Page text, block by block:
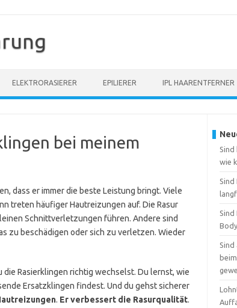
ELEKTRORASIERER EPILIERER IPL HAARENTFERNER
bei meinem
dass er immer die beste Leistung bringt. Viele
treten häufiger Hautreizungen auf. Die Rasur
Schnittverletzungen führen. Andere sind
zu beschädigen oder sich zu verletzen. Wieder
Rasierklingen richtig wechselst. Du lernst, wie
Ersatzklingen findest. Und du gehst sicherer
. Er verbessert die Rasurqualität.
Sind
wie
Sind